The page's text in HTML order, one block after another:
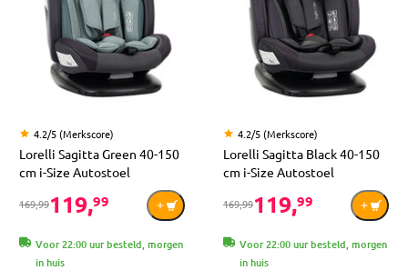
4.2/5 (Merkscore)
Lorelli Sagitta Green 40-150
cm i-Size Autostoel
169,99119,99
Voor 22:00 uur besteld, morgen
in huis
4.2/5 (Merkscore)
Lorelli Sagitta Black 40-150
cm i-Size Autostoel
169,99119,99
Voor 22:00 uur besteld, morgen
in huis